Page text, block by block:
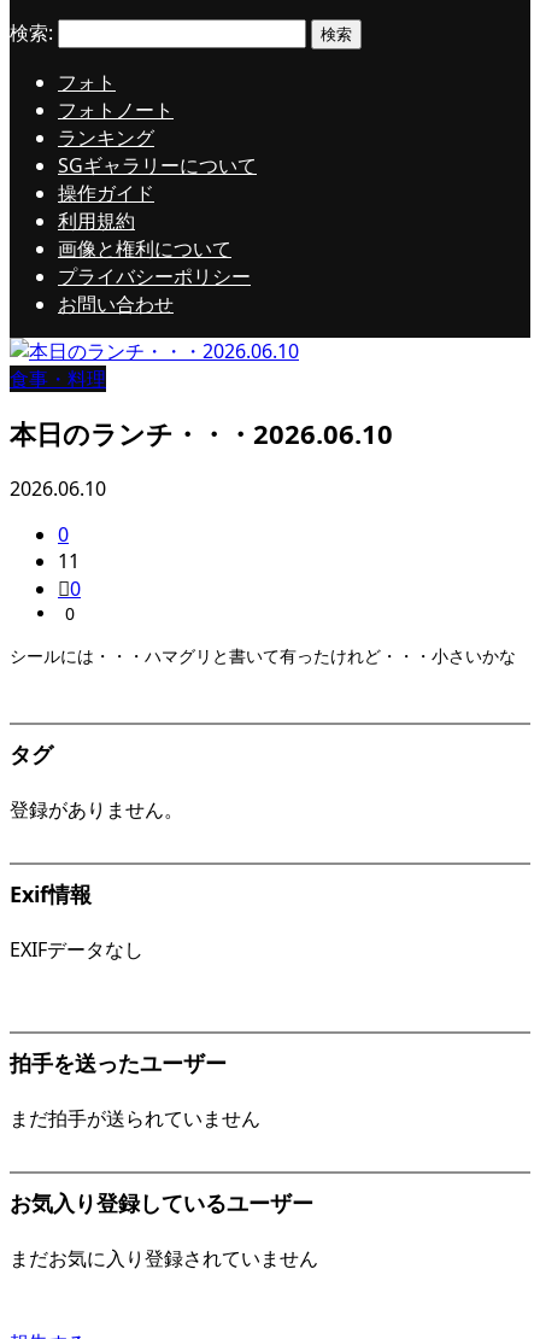
フォト
フォトノート
ランキング
SGギャラリーについて
操作ガイド
利用規約
画像と権利について
プライバシーポリシー
お問い合わせ
検索:
食事・料理
本日のランチ・・・2026.06.10
2026.06.10
0
11
0
0
シールには・・・ハマグリと書いて有ったけれど・・・小さいかな
タグ
登録がありません。
Exif情報
EXIFデータなし
拍手を送ったユーザー
まだ拍手が送られていません
お気入り登録しているユーザー
まだお気に入り登録されていません